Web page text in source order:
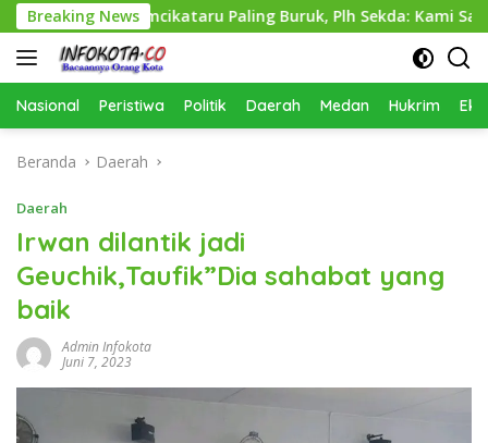
Langsung
ke
konten
Breaking News
Perkimcikataru Paling Buruk, Plh Sekda: Kami Sarankan
Nasional Peristiwa Politik Daerah Medan Hukrim
Beranda Daerah
Daerah
Irwan dilantik jadi
Geuchik,Taufik”Dia sahabat yang
baik
Admin Infokota
Juni 7, 2023